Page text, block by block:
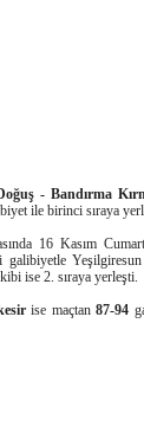
- Bandırma
ile birinci sıraya
16 Kasım
galibiyetle
ise 2. sıraya yerleşti.
ise maçtan87-94